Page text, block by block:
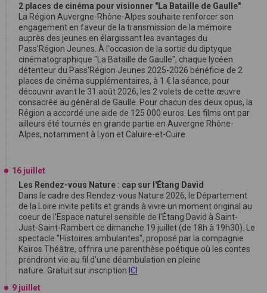
2 places de cinéma pour visionner "La Bataille de Gaulle"
La Région Auvergne-Rhône-Alpes souhaite renforcer son
engagement en faveur de la transmission de la mémoire
auprès des jeunes en élargissant les avantages du
Pass'Région Jeunes. À l'occasion de la sortie du diptyque
cinématographique "La Bataille de Gaulle", chaque lycéen
détenteur du Pass'Région Jeunes 2025-2026 bénéficie de 2
places de cinéma supplémentaires, à 1 € la séance, pour
découvrir avant le 31 août 2026, les 2 volets de cette œuvre
consacrée au général de Gaulle. Pour chacun des deux opus, la
Région a accordé une aide de 125 000 euros. Les films ont par
ailleurs été tournés en grande partie en Auvergne Rhône-
Alpes, notamment à Lyon et Caluire-et-Cuire.
16 juillet
Les Rendez-vous Nature : cap sur l'Étang David
Dans le cadre des Rendez-vous Nature 2026, le Département
de la Loire invite petits et grands à vivre un moment original au
coeur de l'Espace naturel sensible de l'Étang David à Saint-
Just-Saint-Rambert ce dimanche 19 juillet (de 18h à 19h30). Le
spectacle "Histoires ambulantes", proposé par la compagnie
Kaïros Théâtre, offrira une parenthèse poétique où les contes
prendront vie au fil d'une déambulation en pleine
nature. Gratuit sur inscription ICI
9 juillet